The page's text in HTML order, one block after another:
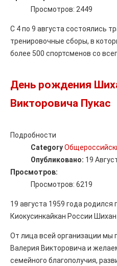
Просмотров: 2449
С 4 по 9 августа состоялись
тренировочные сборы, в
более 500 спортсменов со
День рождения
Викторовича Пукас
Подробности
Category
Опубликовано: 19
Просмотров:
Просмотров: 6219
19 августа 1959 года
Киокусинкайкан России
От лица всей организации мы
Валерия Викторовича и
семейного благополучия,